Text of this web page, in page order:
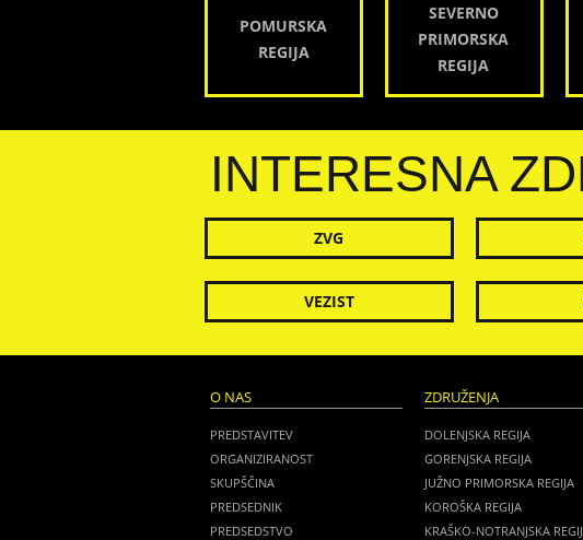
POMURSKA
REGIJA
SEVERNO
PRIMORSKA
REGIJA
INTERESNA
ZVG
VEZIST
O NAS
PREDSTAVITEV
ORGANIZIRANOST
SKUPŠČINA
PREDSEDNIK
PREDSEDSTVO
ZDRUŽENJA
DOLENJSKA REGIJA
GORENJSKA REGIJA
JUŽNO PRIMORSKA REGIJA
KOROŠKA REGIJA
KRAŠKO-NOTRANJSKA